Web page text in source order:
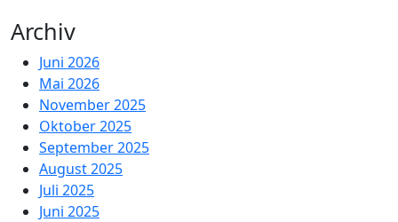
Archiv
Juni 2026
Mai 2026
November 2025
Oktober 2025
September 2025
August 2025
Juli 2025
Juni 2025